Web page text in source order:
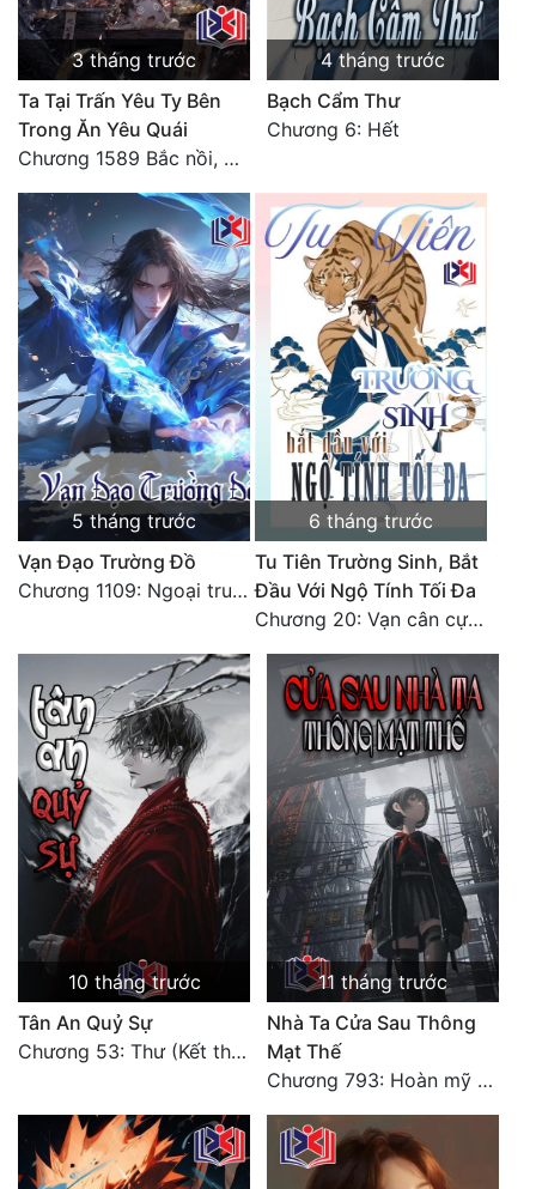
3 tháng trước
Ta Tại Trấn Yêu Ty Bên
Trong Ăn Yêu Quái
Chương 1589 Bắc nồi, đun nước, nấu món (Hết)
4 tháng trước
Bạch Cẩm Thư
Chương 6: Hết
5 tháng trước
Vạn Đạo Trường Đồ
Chương 1109: Ngoại truyện và Lời bạt
6 tháng trước
Tu Tiên Trường Sinh, Bắt
Đầu Với Ngộ Tính Tối Đa
Chương 20: Vạn cân cự lực
10 tháng trước
Tân An Quỷ Sự
Chương 53: Thư (Kết thúc)
11 tháng trước
Nhà Ta Cửa Sau Thông
Mạt Thế
Chương 793: Hoàn mỹ thể cửa thứ nguyên (Chương kết)